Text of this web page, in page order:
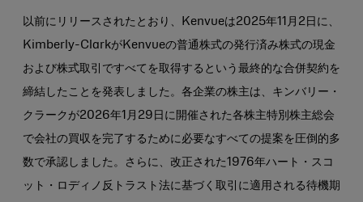
以前にリリースされたとおり、Kenvueは2025年11月2日に、
Kimberly-ClarkがKenvueの普通株式の発行済み株式の現金
および株式取引ですべてを取得するという最終的な合併契約を
締結したことを発表しました。各企業の株主は、キンバリー・
クラークが2026年1月29日に開催された各株主特別株主総会
で会社の買収を完了するために必要なすべての提案を圧倒的多
数で承認しました。さらに、改正された1976年ハート・スコ
ット・ロディノ反トラスト法に基づく取引に適用される待機期